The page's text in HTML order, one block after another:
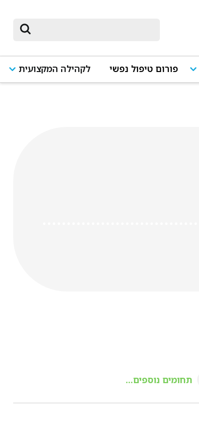
פורום טיפול נפשי לקהילה המקצועית
תחומים נוספים...